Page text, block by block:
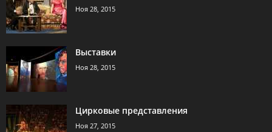
Ноя 28, 2015
Выставки
Ноя 28, 2015
Цирковые представления
Ноя 27, 2015